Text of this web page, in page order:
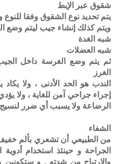
شقوق عبر الإبط
يتم تحديد نوع الشقوق وفقا
ويتم كذلك إنشاء جيب ليتم وضع
شبه الغدة
شبه العضلات
ثم يتم وضع الغرسة داخل
الغرز
الندب هو الحد الأدنى ، ولا
إجراء جراحي آمن للغاية ، ولا
الرضاعة ولا يسبب أي ضرر لنسيج
الشفاء
من الطبيعي أن تشعري بألم
الجراحة و حينئذ استخدام
والارتياح من شدته . و